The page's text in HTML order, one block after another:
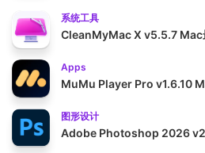
系统工具
CleanMyMac X v5.5.7 Mac
Apps
MuMu Player Pro v1.6.10
图形设计
Adobe Photoshop 2026